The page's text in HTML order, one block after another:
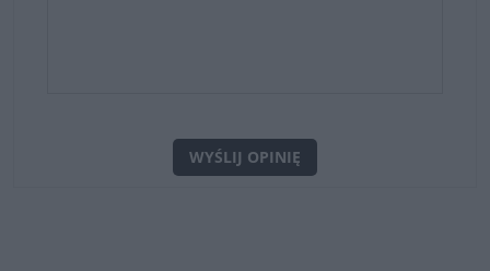
WYŚLIJ OPINIĘ